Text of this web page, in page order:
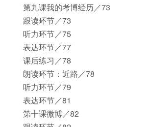
第九课我的考博经历／73
跟读环节／73
听力环节／75
表达环节／77
课后练习／78
朗读环节：近路／78
听力环节／79
表达环节／81
第十课微博／82